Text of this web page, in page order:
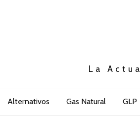
La
Alternativos Gas Natural GLP